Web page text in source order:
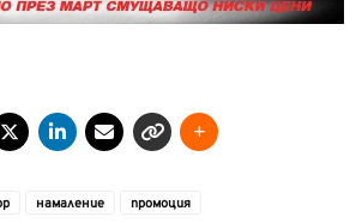
намаление промоция